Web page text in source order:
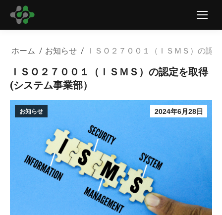
現在地:
ホーム お知らせ ＩＳＯ２７００１（ＩＳＭＳ）の認
ＩＳＯ２７００１（ＩＳＭＳ）の認定を取得
(システム事業部）
2024年6月28日
お知らせ